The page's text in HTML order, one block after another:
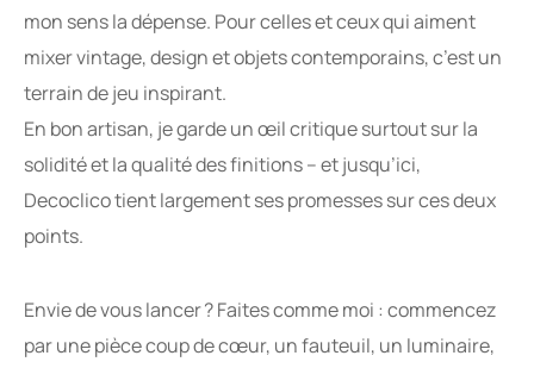
mon sens la dépense. Pour celles et ceux qui aiment
mixer vintage, design et objets contemporains, c’est un
terrain de jeu inspirant.
En bon artisan, je garde un œil critique surtout sur la
solidité et la qualité des finitions – et jusqu’ici,
Decoclico tient largement ses promesses sur ces deux
points.
Envie de vous lancer ? Faites comme moi : commencez
par une pièce coup de cœur, un fauteuil, un luminaire,